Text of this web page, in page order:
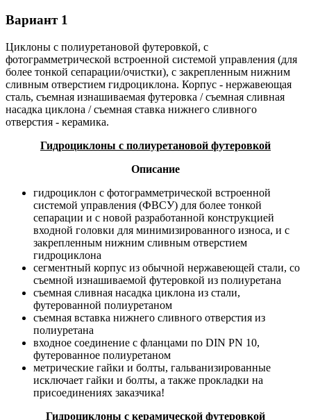
Вариант 1
Циклоны с полиуретановой футеровкой, с
фотограмметрической встроенной системой управления (для
более тонкой сепарации/очистки), с закрепленным нижним
сливным отверстием гидроциклона. Корпус - нержавеющая
сталь, съемная изнашиваемая футеровка / съемная сливная
насадка циклона / съемная ставка нижнего сливного
отверстия - керамика.
Гидроциклоны с полиуретановой футеровкой
Описание
гидроциклон с фотограмметрической встроенной
системой управления (ФВСУ) для более тонкой
сепарации и с новой разработанной конструкцией
входной головки для минимизированного износа, и с
закрепленным нижним сливным отверстием
гидроциклона
сегментный корпус из обычной нержавеющей стали, со
съемной изнашиваемой футеровкой из полиуретана
съемная сливная насадка циклона из стали,
футерованной полиуретаном
съемная вставка нижнего сливного отверстия из
полиуретана
входное соединение с фланцами по DIN PN 10,
футерованное полиуретаном
метрические гайки и болты, гальванизированные
исключает гайки и болты, а также прокладки на
присоединениях заказчика!
Гидроциклоны с керамической футеровкой